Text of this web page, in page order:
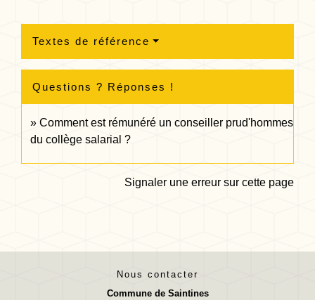
Textes de référence
Questions ? Réponses !
Comment est rémunéré un conseiller prud'hommes
du collège salarial ?
Signaler une erreur sur cette page
Nous contacter
Commune de Saintines